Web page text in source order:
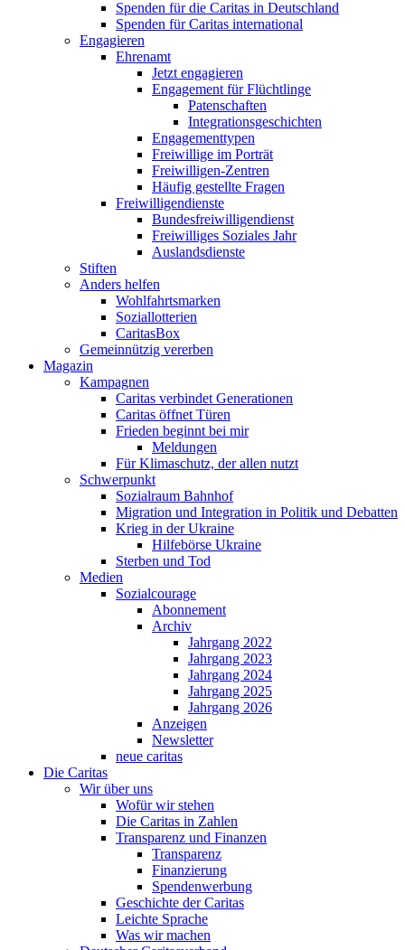
Spenden für die Caritas in Deutschland
Spenden für Caritas international
Engagieren
Ehrenamt
Jetzt engagieren
Engagement für Flüchtlinge
Patenschaften
Integrationsgeschichten
Engagementtypen
Freiwillige im Porträt
Freiwilligen-Zentren
Häufig gestellte Fragen
Freiwilligendienste
Bundesfreiwilligendienst
Freiwilliges Soziales Jahr
Auslandsdienste
Stiften
Anders helfen
Wohlfahrtsmarken
Soziallotterien
CaritasBox
Gemeinnützig vererben
Magazin
Kampagnen
Caritas verbindet Generationen
Caritas öffnet Türen
Frieden beginnt bei mir
Meldungen
Für Klimaschutz, der allen nutzt
Schwerpunkt
Sozialraum Bahnhof
Migration und Integration in Politik und Debatten
Krieg in der Ukraine
Hilfebörse Ukraine
Sterben und Tod
Medien
Sozialcourage
Abonnement
Archiv
Jahrgang 2022
Jahrgang 2023
Jahrgang 2024
Jahrgang 2025
Jahrgang 2026
Anzeigen
Newsletter
neue caritas
Die Caritas
Wir über uns
Wofür wir stehen
Die Caritas in Zahlen
Transparenz und Finanzen
Transparenz
Finanzierung
Spendenwerbung
Geschichte der Caritas
Leichte Sprache
Was wir machen